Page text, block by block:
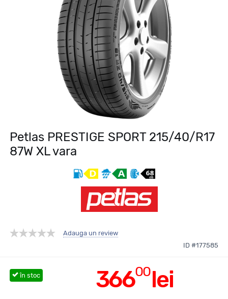
Petlas PRESTIGE SPORT 215/40/R17
87W XL vara
Adauga un review
ID #177585
36600lei
în stoc